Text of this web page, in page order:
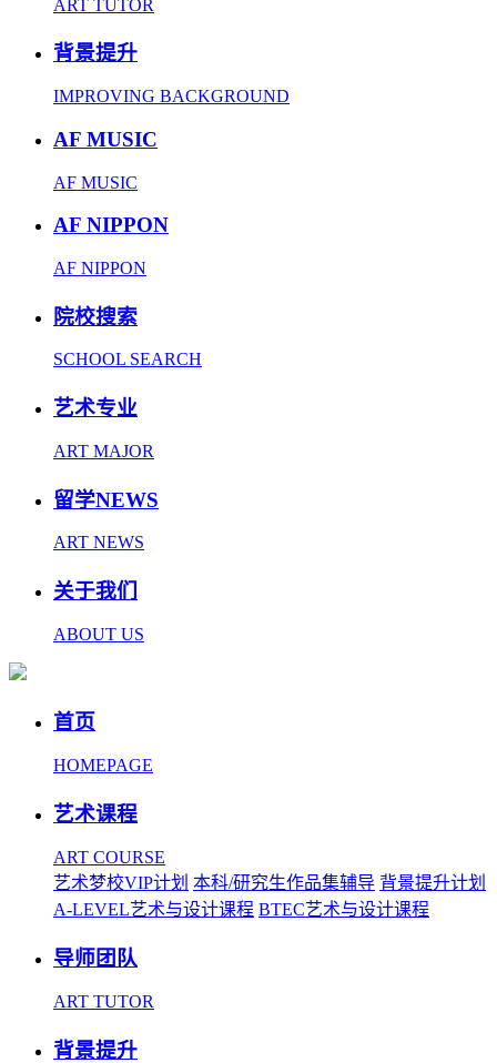
ART TUTOR
背景提升
IMPROVING BACKGROUND
AF MUSIC
AF MUSIC
AF NIPPON
AF NIPPON
院校搜索
SCHOOL SEARCH
艺术专业
ART MAJOR
留学NEWS
ART NEWS
关于我们
ABOUT US
首页
HOMEPAGE
艺术课程
ART COURSE
艺术梦校VIP计划 本科/研究生作品集辅导 背景提升计划
A-LEVEL艺术与设计课程 BTEC艺术与设计课程
导师团队
ART TUTOR
背景提升